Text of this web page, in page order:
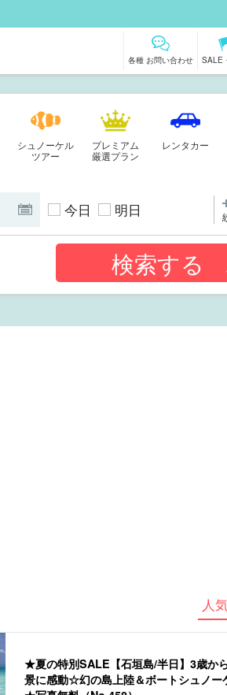
各種 お問い合わせ SALE
シュノーケル
ツアー
プレミアム
厳選プラン
レンタカー
今日 明日
人
★夏の特別SALE【石垣島/半日】3歳か
景に感動☆幻の島上陸＆ボートシュノー